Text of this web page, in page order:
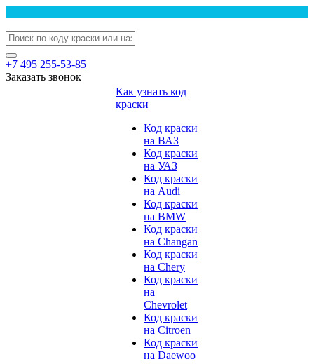
+7 495 255-53-85
Заказать звонок
Как узнать код
краски
Код краски
на ВАЗ
Код краски
на УАЗ
Код краски
на Audi
Код краски
на BMW
Код краски
на Changan
Код краски
на Chery
Код краски
на
Chevrolet
Код краски
на Citroen
Код краски
на Daewoo